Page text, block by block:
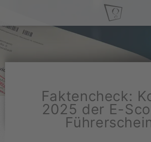
Faktencheck:
2025 der E-